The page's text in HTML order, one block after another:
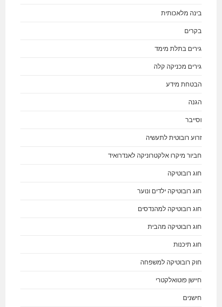
בינה מלאכותית
בקרים
גירים בתלת מימד
גירים מכניקה קלה
הבטחת מידע
הגנה
וסייבר
זרוע רובוטית לתעשיה
חביור מיקרו אלקטרוניקה לאנדרואיד
חוג רובוטיקה
חוג רובוטיקה ילדים ונוער
חוג רובוטיקה למהנדסים
חוג רובוטיקה מהבית
חוג תיכנות
חוק רובוטיקה למשפחה
חיישן פוטואלקטרי
חישנים